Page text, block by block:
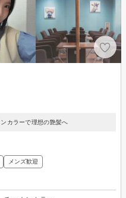
カラーで理想の艶髪へ
メンズ歓迎